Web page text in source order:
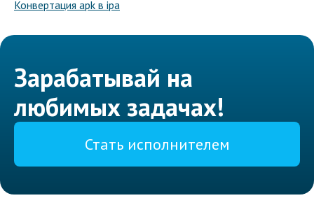
Конвертация apk в ipa
Зарабатывай на
любимых задачах!
Стать исполнителем